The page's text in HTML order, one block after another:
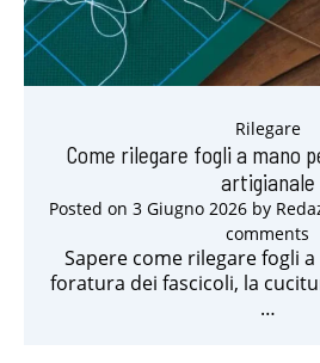
Rilegare
Come rilegare fogli a mano
artigianale
Posted on 3 Giugno 2026by
comments
Sapere come rilegare fogli
foratura dei fascicoli, la
…